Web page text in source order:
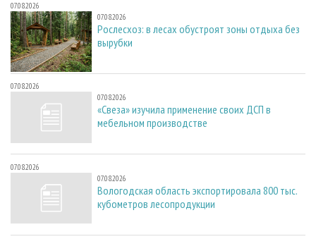
07.08.2026
07.08.2026
Рослесхоз: в лесах обустроят зоны отдыха без
вырубки
07.08.2026
07.08.2026
«Свеза» изучила применение своих ДСП в
мебельном производстве
07.08.2026
07.08.2026
Вологодская область экспортировала 800 тыс.
кубометров лесопродукции